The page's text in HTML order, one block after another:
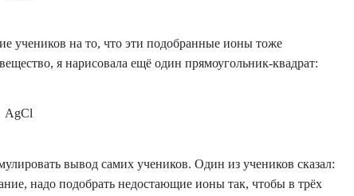
учеников на то, что эти подобранные ионы тоже
я нарисовала ещё один прямоугольник-квадрат:
AgCl
вывод самих учеников. Один из учеников сказал:
надо подобрать недостающие ионы так, чтобы в трёх